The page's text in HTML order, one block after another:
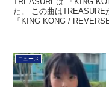
た。 この曲はTREASURE
「KING KONG /
ニュース